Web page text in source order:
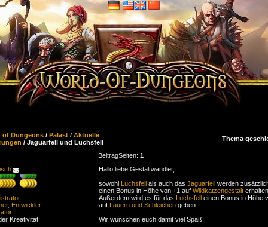
of Dungeons / Palast / Aktuelle
/ Jaguarfell und Luchsfell Thema
BeitragSeiten: 1
, Entwickler
Kreativität
Hallo liebe Gestaltwandler,
sowohl Luchsfell als auch das Jaguarfell werden
einen Bonus in Höhe von +1 auf Wildkatzengestalt
Außerdem wird es für das Luchsfell einen Bonus in Höhe
auf Lauern und Schleichen geben.
Wir wünschen euch damit viel Spaß.